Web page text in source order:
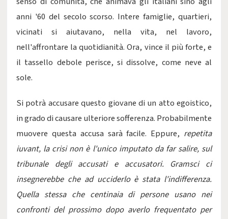
anni '60 del secolo scorso. Intere famiglie, quartieri,
vicinati si aiutavano, nella vita, nel lavoro,
nell'affrontare la quotidianità. Ora, vince il più forte, e
il tassello debole perisce, si dissolve, come neve al
sole.
Si potrà accusare questo giovane di un atto egoistico,
in grado di causare ulteriore sofferenza. Probabilmente
muovere questa accusa sarà facile. Eppure, repetita
iuvant, la crisi non è l'unico imputato da far salire, sul
tribunale degli accusati e accusatori. Gramsci ci
insegnerebbe che ad ucciderlo è stata l'indifferenza.
Quella stessa che centinaia di persone usano nei
confronti del prossimo dopo averlo frequentato per